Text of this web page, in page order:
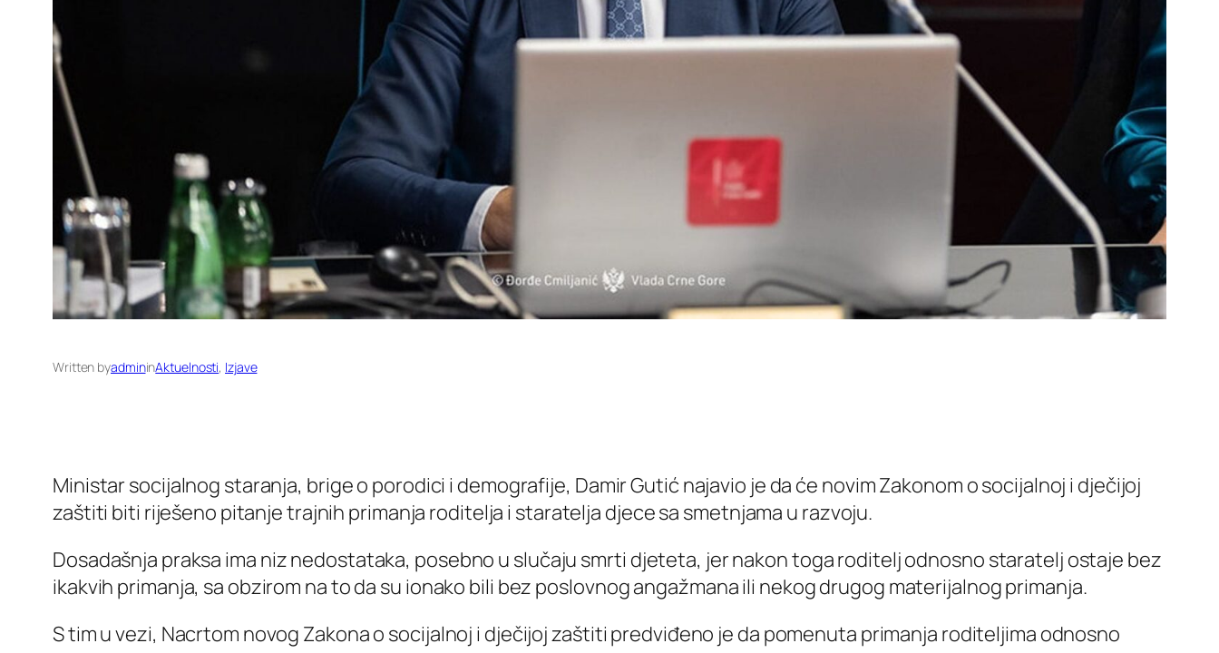
Written byadmininAktuelnosti, Izjave
Ministar socijalnog staranja, brige o porodici i demografije, Damir Gutić najavio je da će novim Zakonom o socijalnoj i dječijoj
zaštiti biti riješeno pitanje trajnih primanja roditelja i staratelja djece sa smetnjama u razvoju.
Dosadašnja praksa ima niz nedostataka, posebno u slučaju smrti djeteta, jer nakon toga roditelj odnosno staratelj ostaje bez
ikakvih primanja, sa obzirom na to da su ionako bili bez poslovnog angažmana ili nekog drugog materijalnog primanja.
S tim u vezi, Nacrtom novog Zakona o socijalnoj i dječijoj zaštiti predviđeno je da pomenuta primanja roditeljima odnosno